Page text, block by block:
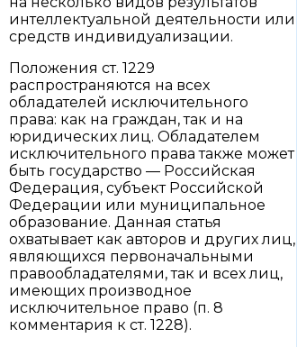
интеллектуальной деятельности или
средств индивидуализации.
Положения ст. 1229
распространяются на всех
обладателей исключительного
права: как на граждан, так и на
юридических лиц. Обладателем
исключительного права также может
быть государство — Российская
Федерация, субъект Российской
Федерации или муниципальное
образование. Данная статья
охватывает как авторов и других лиц,
являющихся первоначальными
правообладателями, так и всех лиц,
имеющих производное
исключительное право (п. 8
комментария к ст. 1228).